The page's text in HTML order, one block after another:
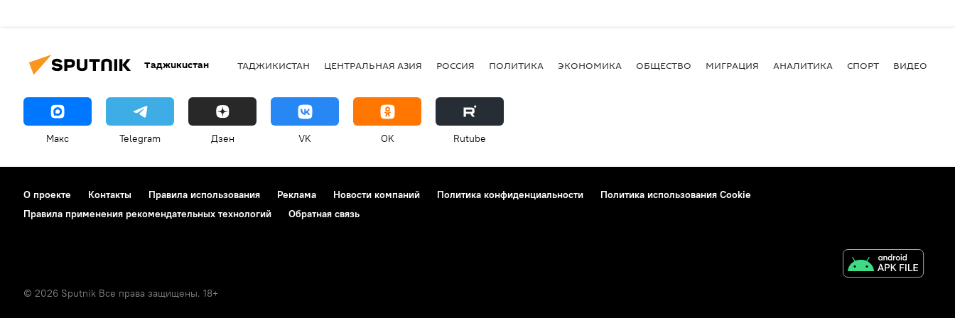
Таджикистан ТАДЖИКИСТАН ЦЕНТРАЛЬНАЯ АЗИЯ РОССИЯ ПОЛИТИКА ЭКОНОМИКА ОБЩЕСТВО МИГРАЦИЯ АНАЛИТИКА СПОРТ ВИДЕО
Макс Telegram Дзен VK OK Rutube
О проекте Контакты Правила использования Реклама Новости компаний Политика конфиденциальности
Политика использования Cookie
Правила применения рекомендательных технологий
Обратная связь
© 2026 Sputnik Все права защищены. 18+